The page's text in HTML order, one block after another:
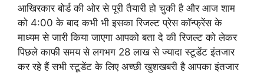
आखिरकार बोर्ड की ओर से पूरी तैयारी हो चुकी है और आज शाम
को 4:00 के बाद कभी भी इसका रिजल्ट प्रेस कॉन्फ्रेंस के
माध्यम से जारी किया जाएगा आपको बता दे की रिजल्ट को लेकर
पिछले काफी समय से लगभग 28 लाख से ज्यादा स्टूडेंट इंतजार
कर रहे हैं सभी स्टूडेंट के लिए अच्छी खुशखबरी है आपका इंतजार